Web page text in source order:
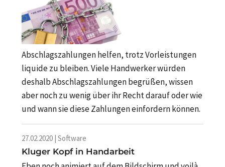
Abschlagszahlungen helfen, trotz Vorleistungen
liquide zu bleiben. Viele Handwerker würden
deshalb Abschlagszahlungen begrüßen, wissen
aber noch zu wenig über ihr Recht darauf oder wie
und wann sie diese Zahlungen einfordern können.
27.02.2020 | Software
Kluger Kopf in Handarbeit